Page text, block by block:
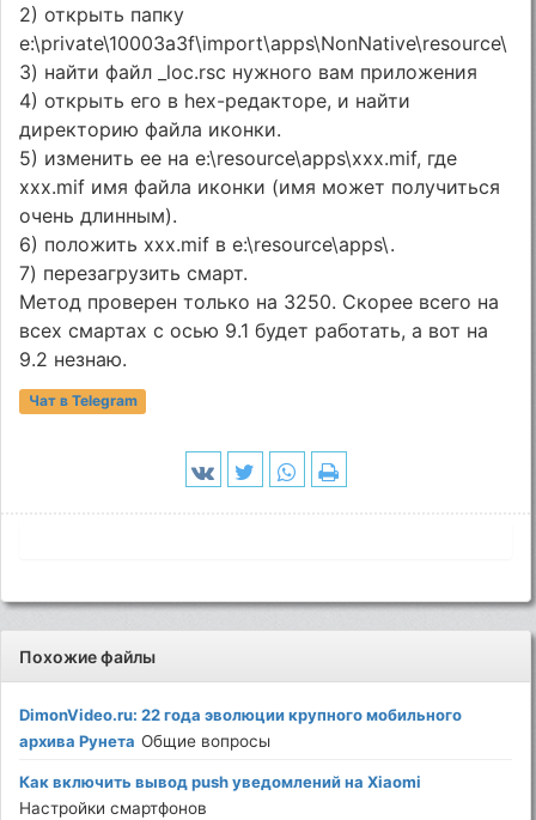
2) открыть папку
e:\private\10003a3f\import\apps\NonNative\resource\
3) найти файл _loc.rsc нужного вам приложения
4) открыть его в hex-редакторе, и найти
директорию файла иконки.
5) изменить ее на e:\resource\apps\xxx.mif, где
xxx.mif имя файла иконки (имя может получиться
очень длинным).
6) положить xxx.mif в e:\resource\apps\.
7) перезагрузить смарт.
Метод проверен только на 3250. Скорее всего на
всех смартах с осью 9.1 будет работать, а вот на
9.2 незнаю.
Чат в Telegram
Похожие файлы
DimonVideo.ru: 22 года эволюции крупного мобильного
архива Рунета Общие вопросы
Как включить вывод push уведомлений на Xiaomi
Настройки смартфонов